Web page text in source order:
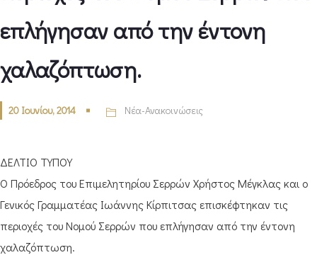
επλήγησαν από την έντονη
χαλαζόπτωση.
20 Ιουνίου, 2014 Νέα-Ανακοινώσεις
ΔΕΛΤΙΟ ΤΥΠΟΥ
Ο Πρόεδρος του Επιμελητηρίου Σερρών Χρήστος Μέγκλας και ο
Γενικός Γραμματέας Ιωάννης Κίρπιτσας επισκέφτηκαν τις
περιοχές του Νομού Σερρών που επλήγησαν από την έντονη
χαλαζόπτωση.